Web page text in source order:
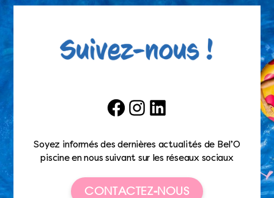
FacebookInstagramLinkedIn
Soyez informés des dernières actualités de Bel’O
piscine en nous suivant sur les réseaux sociaux
CONTACTEZ-NOUS